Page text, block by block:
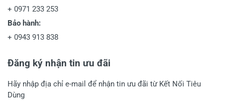
+ 0971 233 253
Bảo hành:
+ 0943 913 838
Đăng ký nhận tin ưu đãi
Hãy nhập địa chỉ e-mail để nhận tin ưu đãi từ Kết Nối Tiêu
Dùng